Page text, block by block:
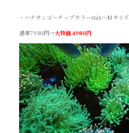
・ハナサンゴ～チップカラーmix～Mサイズ
通常7980円→大特価4980円